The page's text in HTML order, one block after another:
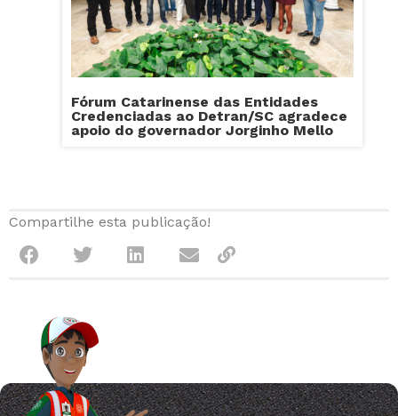
Fórum Catarinense das Entidades
Credenciadas ao Detran/SC agradece
apoio do governador Jorginho Mello
Compartilhe esta publicação!